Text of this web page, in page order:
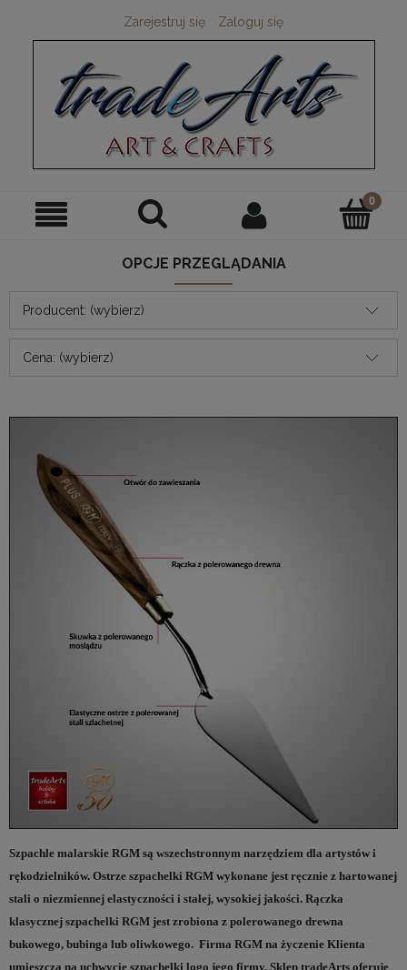
Zarejestruj się Zaloguj się
OPCJE PRZEGLĄDANIA
Producent: (wybierz)
Cena: (wybierz)
Szpachle malarskie RGM są wszechstronnym narzędziem dla artystów i
rękodzielników. Ostrze szpachelki RGM wykonane jest ręcznie z hartowanej
stali o niezmiennej elastyczności i stałej, wysokiej jakości. Rączka
klasycznej szpachelki RGM jest zrobiona z polerowanego drewna
bukowego, bubinga lub oliwkowego. Firma RGM na życzenie Klienta
umieszcza na uchwycie szpachelki logo jego firmy. Sklep tradeArts oferuje